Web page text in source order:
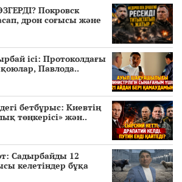
Покровск
дрон соғысы және
ісі: Протоколдағы
Павлода..
бетбұрыс: Киевтің
төңкерісі» жән..
Садырбайды 12
келетіндер бұқа